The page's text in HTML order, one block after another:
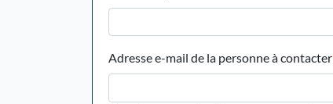
Adresse e-mail de la personne à contacter